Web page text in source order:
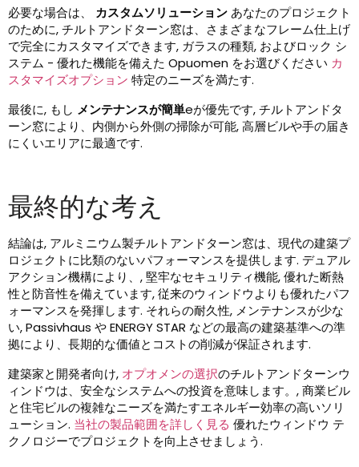
必要な場合は、 カスタムソリューション あなたのプロジェクト
のために, チルトアンドターン窓は、さまざまなフレーム仕上げ
で完全にカスタマイズできます, ガラスの種類, およびロック シ
ステム - 優れた機能を備えた Opuomen をお選びください カ
スタマイズオプション 特定のニーズを満たす.
最後に, もし メンテナンスが簡単eが優先です, チルトアンドタ
ーン窓により、内側から外側の掃除が可能, 高層ビルや手の届き
にくいエリアに最適です.
最終的な考え
結論は, アルミニウム製チルトアンドターン窓は、現代の建築プ
ロジェクトに比類のないパフォーマンスを提供します. デュアル
アクション機構により、, 堅牢なセキュリティ機能, 優れた断熱
性と防音性を備えています, 従来のウィンドウよりも優れたパフ
ォーマンスを発揮します. それらの耐久性, メンテナンスが少な
い, Passivhaus や ENERGY STAR などの最高の建築基準への準
拠により、長期的な価値とコストの削減が保証されます.
建築家と開発者向け, オプオメンの選択のチルトアンドターンウ
ィンドウは、安全なシステムへの投資を意味します。, 商業ビル
と住宅ビルの複雑なニーズを満たすエネルギー効率の高いソリ
ューション. 当社の製品範囲を詳しく見る 優れたウィンドウ テ
クノロジーでプロジェクトを向上させましょう.